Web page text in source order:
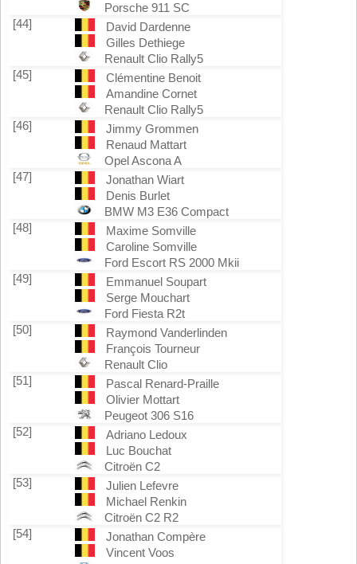
Porsche 911 SC
[44]
David Dardenne
Gilles Dethiege
Renault Clio Rally5
[45]
Clémentine Benoit
Amandine Cornet
Renault Clio Rally5
[46]
Jimmy Grommen
Renaud Mattart
Opel Ascona A
[47]
Jonathan Wiart
Denis Burlet
BMW M3 E36 Compact
[48]
Maxime Somville
Caroline Somville
Ford Escort RS 2000 Mkii
[49]
Emmanuel Soupart
Serge Mouchart
Ford Fiesta R2t
[50]
Raymond Vanderlinden
François Tourneur
Renault Clio
[51]
Pascal Renard-Praille
Olivier Mottart
Peugeot 306 S16
[52]
Adriano Ledoux
Luc Bouchat
Citroën C2
[53]
Julien Lefevre
Michael Renkin
Citroën C2 R2
[54]
Jonathan Compère
Vincent Voos